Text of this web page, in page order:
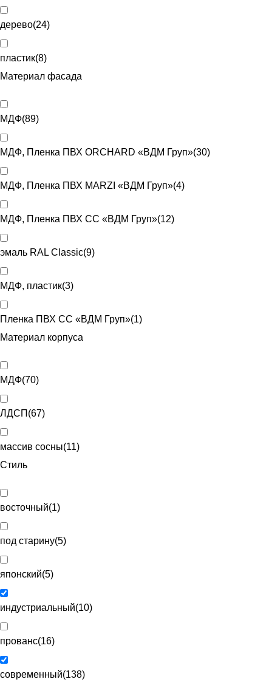
дерево(24)
пластик(8)
Материал фасада
МДФ(89)
МДФ, Пленка ПВХ ORCHARD «ВДМ Груп»(30)
МДФ, Пленка ПВХ MARZI «ВДМ Груп»(4)
МДФ, Пленка ПВХ CC «ВДМ Груп»(12)
эмаль RAL Classic(9)
МДФ, пластик(3)
Пленка ПВХ CC «ВДМ Груп»(1)
Материал корпуса
МДФ(70)
ЛДСП (67)
массив сосны(11)
Стиль
восточный(1)
под старину(5)
японский(5)
индустриальный(10)
прованс(16)
современный(138)